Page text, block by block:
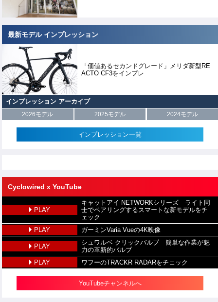
最新モデル インプレッション
「価値あるセカンドグレード」メリダ新型RE
ACTO CF3をインプレ
インプレッション アーカイブ
2026モデル 2025モデル 2024モデル
インプレッション一覧
Cyclowired x YouTube
PLAY
キャットアイ NETWORKシリーズ ライト同
士でペアリングするスマートな新モデルをチ
ェック
PLAY
ガーミンVaria Vueの4K映像
PLAY
シュワルベ クリックバルブ 簡単な作業が魅
力の革新的バルブ
PLAY
ワフーのTRACKR RADARをチェック
YouTubeチャンネルへ